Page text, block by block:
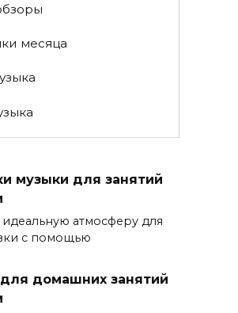
месяца
музыки для занятий
идеальную атмосферу для
с помощью
домашних занятий